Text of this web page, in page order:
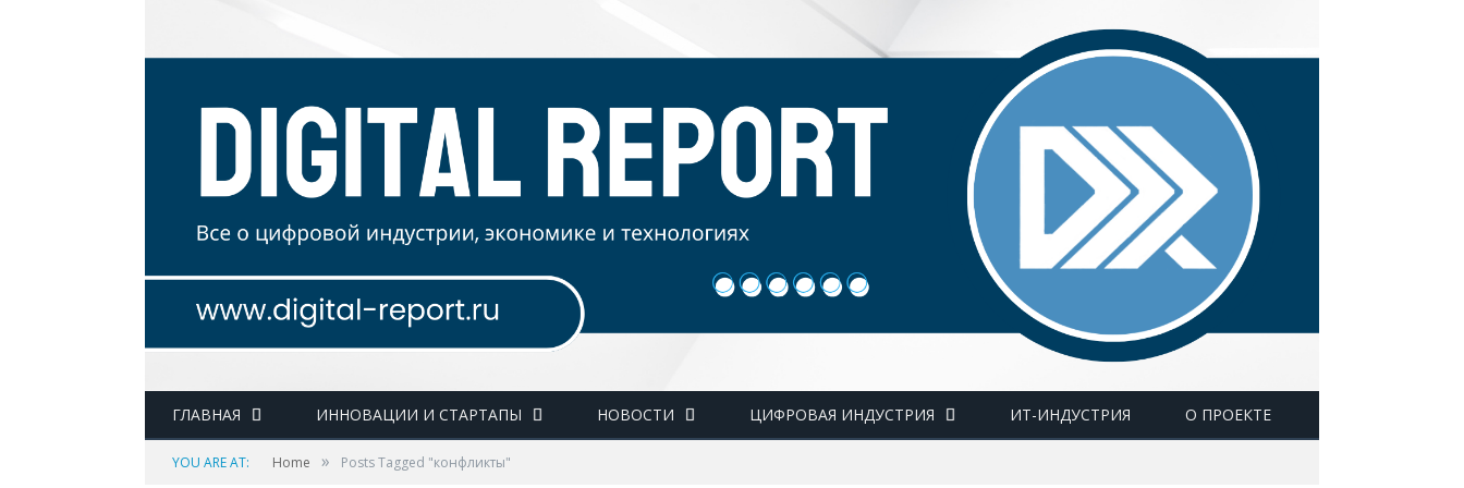
ГЛАВНАЯ ИННОВАЦИИ И СТАРТАПЫ НОВОСТИ ЦИФРОВАЯ ИНДУСТРИЯ ИТ-ИНДУСТРИЯ О ПРОЕКТЕ
YOU ARE AT: Home » Posts Tagged "конфликты"